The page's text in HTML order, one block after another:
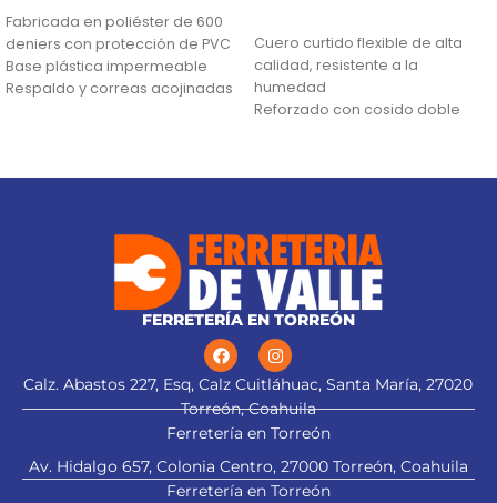
Fabricada en poliéster de 600
deniers con protección de PVC
Base plástica impermeable
Respaldo y correas acojinadas
Cuero curtido flexible de alta
calidad, resistente a la
humedad
Reforzado con cosido doble
Remachado para mayor
FERRETERÍA EN TORREÓN
Calz. Abastos 227, Esq, Calz Cuitláhuac, Santa María, 27020
Torreón, Coahuila
Ferretería en Torreón
Av. Hidalgo 657, Colonia Centro, 27000 Torreón, Coahuila
Ferretería en Torreón